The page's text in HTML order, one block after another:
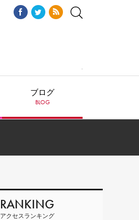
ブログ
BLOG
RANKING
アクセスランキング